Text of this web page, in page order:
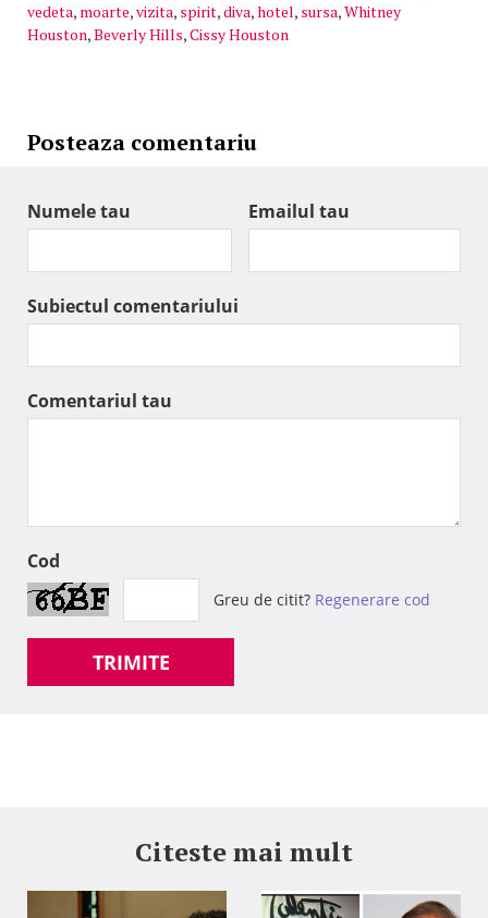
vedeta, moarte,vizita, spirit,diva,hotel, sursa,Whitney
Houston,Beverly Hills,Cissy Houston
Posteaza comentariu
Numele tau Emailul tau
Subiectul comentariului
Comentariul tau
Cod
Greu de citit? Regenerare cod
TRIMITE
Citeste mai mult